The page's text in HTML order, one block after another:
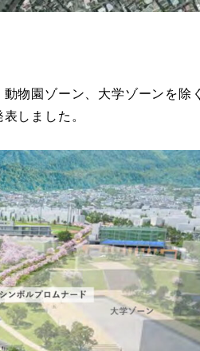
物園ゾーン、大学ゾーンを除
しました。